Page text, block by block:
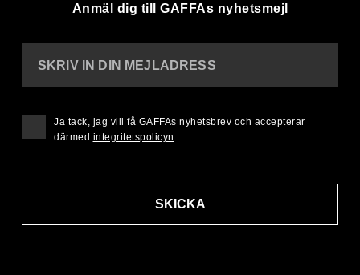
Anmäl dig till GAFFAs nyhetsmejl
SKRIV IN DIN MEJLADRESS
SKICKA
Ja tack, jag vill få GAFFAs nyhetsbrev och accepterar
därmed integritetspolicyn